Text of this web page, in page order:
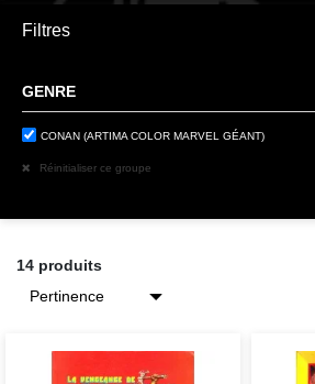
Filtres
GENRE
CONAN (ARTIMA COLOR MARVEL GÉANT)
Réinitialiser ce groupe
14 produits